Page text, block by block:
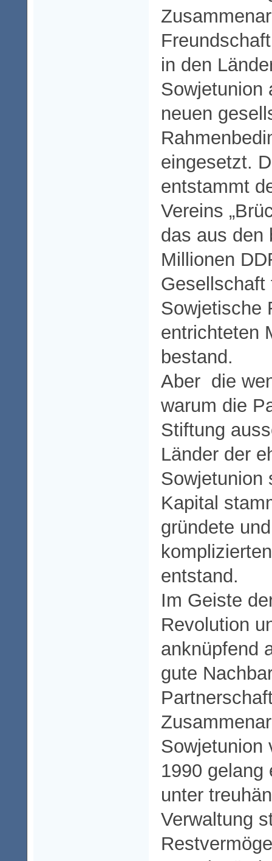
in den
Sowjetunion
neuen
eingesetzt.
entstammt
Vereins
das aus den
Millionen
Gesellschaft
Sowjetische
entrichteten
bestand.
Aber die
warum die
Stiftung
Länder der
Sowjetunion
Kapital
gründete
entstand.
Im Geiste
Revolution
anknüpfend
gute
Sowjetunion
1990 gelang
unter
Verwaltung